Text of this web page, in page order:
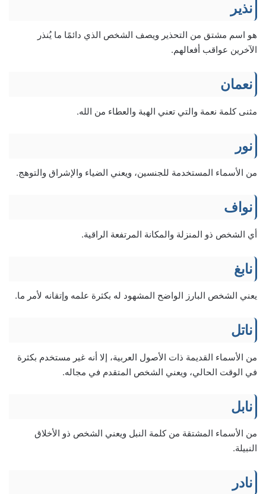
نذير
هو اسم مشتق من التحذير ويصف الشخص الذي دائمًا ما يُنذر
الآخرين عواقب أفعالهم.
نعمان
مثنى كلمة نعمة والتي تعني الهبة والعطاء من الله.
نور
من الأسماء المستخدمة للجنسين، ويعني الضياء والإشراق والتوهج.
نواف
أي الشخص ذو المنزلة والمكانة المرتفعة الراقية.
نابغ
يعني الشخص البارز الواضح المشهود له بكثرة علمه وإتقانه لأمر ما.
ناتل
من الأسماء القديمة ذات الأصول العربية، إلا أنه غير مستخدم بكثرة
في الوقت الحالي، ويعني الشخص المتقدم في مجاله.
نابل
من الأسماء المشتقة من كلمة النبل ويعني الشخص ذو الأخلاق
النبيلة.
نادر